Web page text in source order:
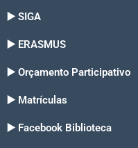
▶️ SIGA
▶️ ERASMUS
▶️ Orçamento Participativo
▶️ Matrículas
▶️ Facebook Biblioteca